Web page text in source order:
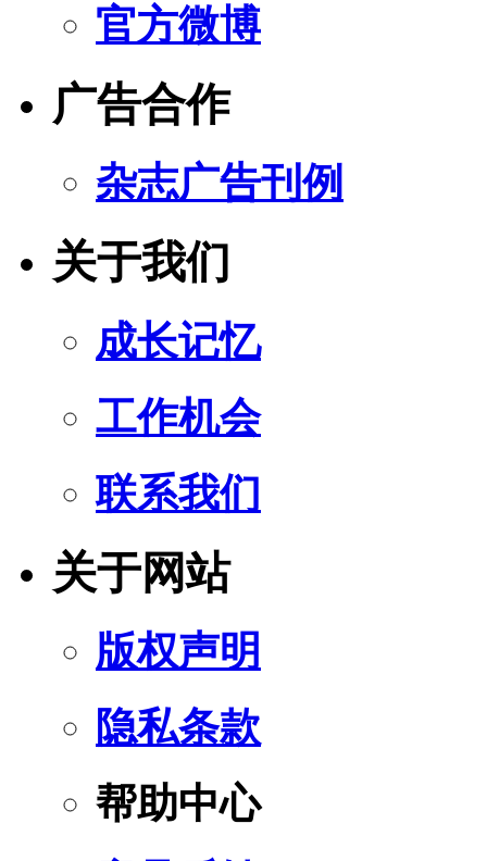
官方微博
广告合作
杂志广告刊例
关于我们
成长记忆
工作机会
联系我们
关于网站
版权声明
隐私条款
帮助中心